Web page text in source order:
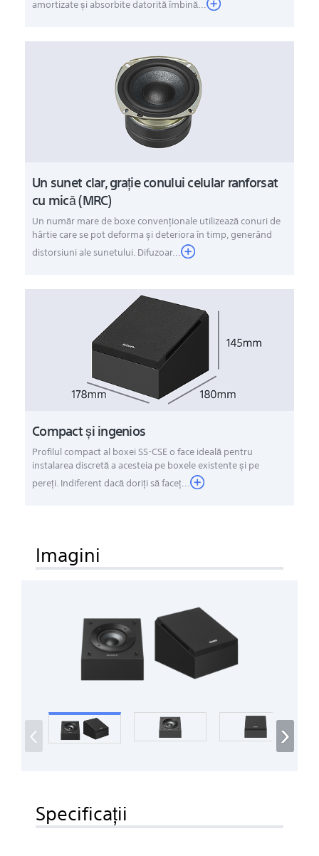
amortizate şi absorbite datorită îmbină...
Un sunet clar, graţie conului celular ranforsat
cu mică (MRC)
Un număr mare de boxe convenţionale utilizează conuri de
hârtie care se pot deforma şi deteriora în timp, generând
distorsiuni ale sunetului. Difuzoar...
Compact şi ingenios
Profilul compact al boxei SS-CSE o face ideală pentru
instalarea discretă a acesteia pe boxele existente şi pe
pereţi. Indiferent dacă doriţi să faceţ...
Imagini
‹ ›
Specificaţii